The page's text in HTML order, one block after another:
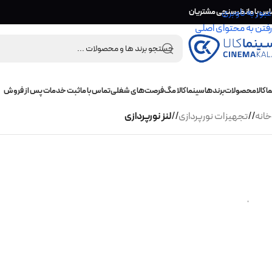
عبور به ناوبری
رفتن به محتوای اصلی
با مانظرسنجی مشتریان
کالامحصولاتبرندهاسینما کالا مگفرصت‌های شغلیتماس با ماثبت خدمات پس از فروش
خانه/ تجهیزات نورپردازی/ لنز نورپردازی